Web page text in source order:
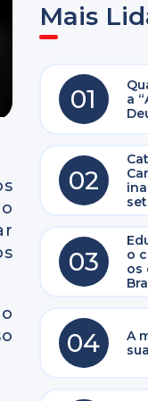
Mais
01
a
02
03
o
os
04
A